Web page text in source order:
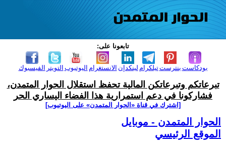
تابعونا على:
الفيسبوك التويتر اليوتيوب الانستغرام لينكدإن تيلكرامبنترست بودكاست
تبرعاتكم وتبرعاتكن المالية تحفظ استقلال الحوار المتمدن،
فشاركونا في دعم استمرارية هذا الفضاء اليساري الحر
[اشترك في قناة ‫«الحوار المتمدن» على اليوتيوب]
الحوار المتمدن - موبايل
الموقع الرئيسي